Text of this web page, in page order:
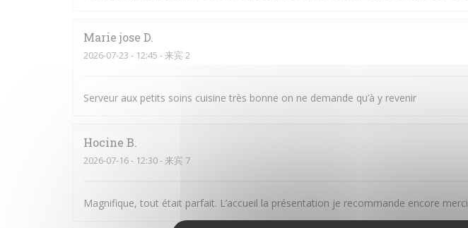
Marie jose D
2026-07-23 - 12:45 - 来宾 2
Serveur aux petits soins cuisine très bonne on ne demande qu’à y revenir
Hocine B
2026-07-16- 12:30 - 来宾 7
Magnifique, tout était parfait. L’accueil la présentation je recommande encore merci